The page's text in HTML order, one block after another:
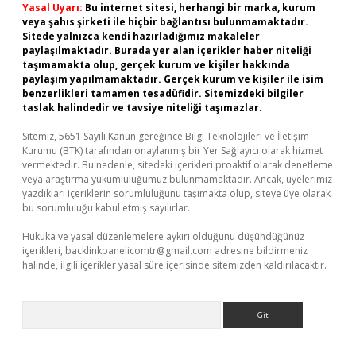
Yasal Uyarı: Bu internet sitesi, herhangi bir marka, kurum
veya şahıs şirketi ile hiçbir bağlantısı bulunmamaktadır.
Sitede yalnızca kendi hazırladığımız makaleler
paylaşılmaktadır. Burada yer alan içerikler haber niteliği
taşımamakta olup, gerçek kurum ve kişiler hakkında
paylaşım yapılmamaktadır. Gerçek kurum ve kişiler ile isim
benzerlikleri tamamen tesadüfidir. Sitemizdeki bilgiler
taslak halindedir ve tavsiye niteliği taşımazlar.
Sitemiz, 5651 Sayılı Kanun gereğince Bilgi Teknolojileri ve İletişim
Kurumu (BTK) tarafından onaylanmış bir Yer Sağlayıcı olarak hizmet
vermektedir. Bu nedenle, sitedeki içerikleri proaktif olarak denetleme
veya araştırma yükümlülüğümüz bulunmamaktadır. Ancak, üyelerimiz
yazdıkları içeriklerin sorumluluğunu taşımakta olup, siteye üye olarak
bu sorumluluğu kabul etmiş sayılırlar.
Hukuka ve yasal düzenlemelere aykırı olduğunu düşündüğünüz
içerikleri, backlinkpanelicomtr@gmail.com adresine bildirmeniz
halinde, ilgili içerikler yasal süre içerisinde sitemizden kaldırılacaktır.